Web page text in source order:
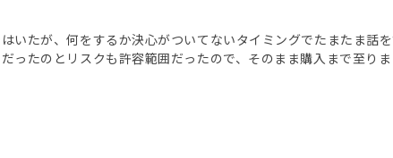
いたが、何をするか決心がついてないタイミングでたまたま話
ったのとリスクも許容範囲だったので、そのまま購入まで至りま